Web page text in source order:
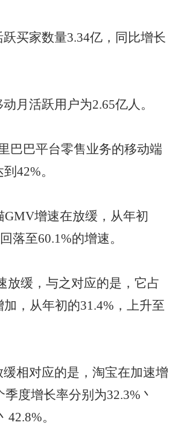
买家数量3.34亿，同比增长
月活跃用户为2.65亿人。
巴巴平台零售业务的移动端
42%。
增速在放缓，从年初
落至60.1%的增速。
缓，与之对应的是，它占
，从年初的31.4%，上升至
相对应的是，淘宝在加速增
度增长率分别为32.3%丶
42.8%。